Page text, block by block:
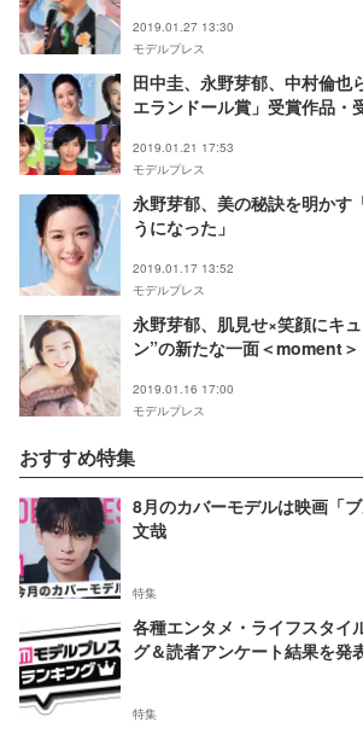
2019.01.27 13:30
モデルプレス
田中圭、永野芽郁、中村倫也
エランドール賞」受賞作品・
2019.01.21 17:53
モデルプレス
永野芽郁、美の秘訣を明かす
うになった」
2019.01.17 13:52
モデルプレス
永野芽郁、肌見せ×笑顔にキ
ン”の新たな一面＜moment＞
2019.01.16 17:00
モデルプレス
おすすめ特集
8月のカバーモデルは映画「
文哉
特集
各種エンタメ・ライフスタイ
グ＆読者アンケート結果を発
特集